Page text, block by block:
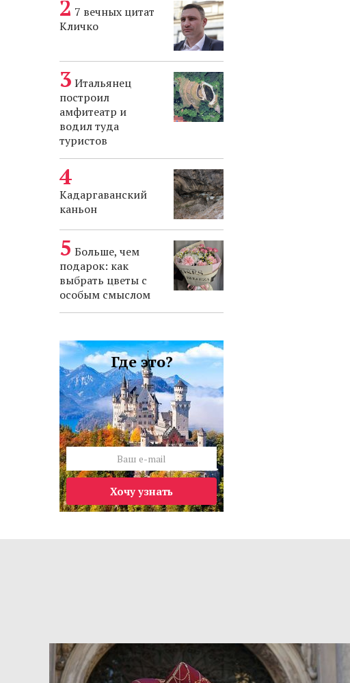
7 вечных цитат
Кличко
Итальянец
построил
амфитеатр и
водил туда
туристов
Кадаргаванский
каньон
Больше, чем
подарок: как
выбрать цветы с
особым смыслом
Где это?
Хочу узнать